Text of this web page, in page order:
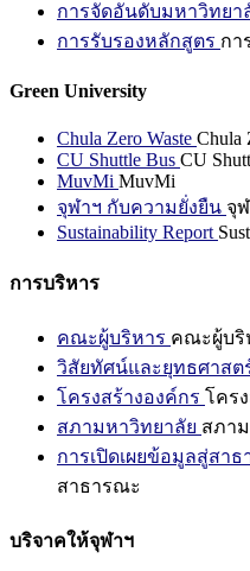
การจัดอันดับมหาวิทยา
การรับรองหลักสูตร กา
Green University
Chula Zero Waste Chula
CU Shuttle Bus CU
MuvMi MuvMi
จุฬาฯ กับความยั่งยืน จุ
Sustainability Report
การบริหาร
คณะผู้บริหาร คณะผู้บริ
วิสัยทัศน์และยุทธศาสต
โครงสร้างองค์กร โคร
สภามหาวิทยาลัย สภา
การเปิดเผยข้อมูลสู่สาธ
สาธารณะ
บริจาคให้จุฬาฯ